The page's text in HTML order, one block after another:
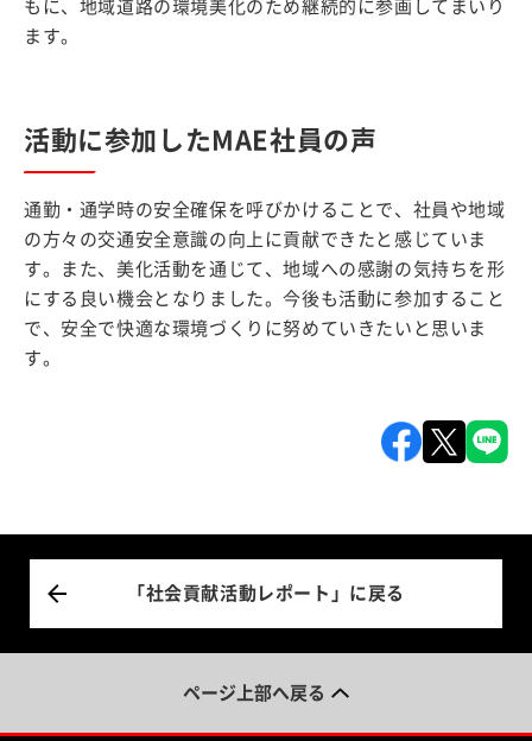
もに、地域道路の環境美化のため継続的に参画してまいり
ます。
活動に参加したMAE社員の声
通勤・通学時の安全確保を呼びかけることで、社員や地域
の方々の交通安全意識の向上に貢献できたと感じていま
す。また、美化活動を通じて、地域への感謝の気持ちを形
にする良い機会となりました。今後も活動に参加すること
で、安全で快適な環境づくりに努めていきたいと思いま
す。
「社会貢献活動レポート」に戻る
ページ上部へ戻る